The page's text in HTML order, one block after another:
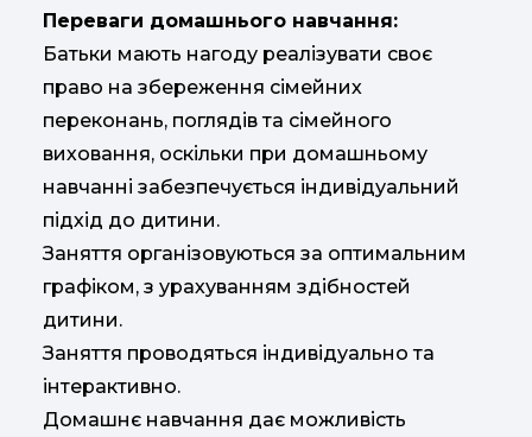
Переваги домашнього навчання:
Батьки мають нагоду реалізувати своє
право на збереження сімейних
переконань, поглядів та сімейного
виховання, оскільки при домашньому
навчанні забезпечується індивідуальний
підхід до дитини.
Заняття організовуються за оптимальним
графіком, з урахуванням здібностей
дитини.
Заняття проводяться індивідуально та
інтерактивно.
Домашнє навчання дає можливість